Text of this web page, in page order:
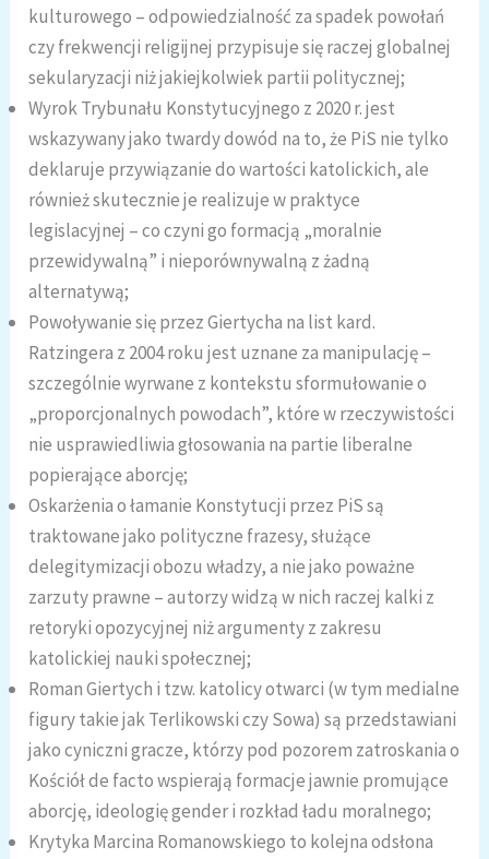
kulturowego – odpowiedzialność za spadek powołań
czy frekwencji religijnej przypisuje się raczej globalnej
sekularyzacji niż jakiejkolwiek partii politycznej;
Wyrok Trybunału Konstytucyjnego z 2020 r. jest
wskazywany jako twardy dowód na to, że PiS nie tylko
deklaruje przywiązanie do wartości katolickich, ale
również skutecznie je realizuje w praktyce
legislacyjnej – co czyni go formacją „moralnie
przewidywalną” i nieporównywalną z żadną
alternatywą;
Powoływanie się przez Giertycha na list kard.
Ratzingera z 2004 roku jest uznane za manipulację –
szczególnie wyrwane z kontekstu sformułowanie o
„proporcjonalnych powodach”, które w rzeczywistości
nie usprawiedliwia głosowania na partie liberalne
popierające aborcję;
Oskarżenia o łamanie Konstytucji przez PiS są
traktowane jako polityczne frazesy, służące
delegitymizacji obozu władzy, a nie jako poważne
zarzuty prawne – autorzy widzą w nich raczej kalki z
retoryki opozycyjnej niż argumenty z zakresu
katolickiej nauki społecznej;
Roman Giertych i tzw. katolicy otwarci (w tym medialne
figury takie jak Terlikowski czy Sowa) są przedstawiani
jako cyniczni gracze, którzy pod pozorem zatroskania o
Kościół de facto wspierają formacje jawnie promujące
aborcję, ideologię gender i rozkład ładu moralnego;
Krytyka Marcina Romanowskiego to kolejna odsłona